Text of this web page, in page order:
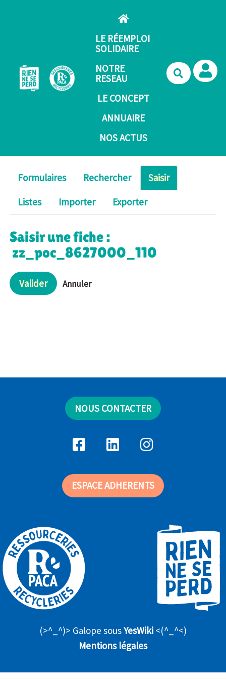
LE RÉEMPLOI
SOLIDAIRE
NOTRE
RESEAU
LE CONCEPT
ANNUAIRE
NOS ACTUS
Formulaires Rechercher
Saisir
Listes
Importer Exporter
Saisir une fiche :
zz_poc_8627000_110
Valider Annuler
NOUS CONTACTER
ESPACE ADHERENTS
(>^_^)> Galope sousYesWiki <(^_^<)
Mentions légales